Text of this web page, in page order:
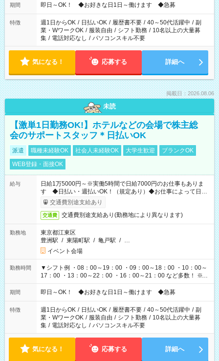
期間 即日～OK！ ◆お好きな日1日～働けます ◆急募
特徴 週1日からOK / 日払いOK / 履歴書不要 / 40～50代活躍中 / 副
業・WワークOK / 服装自由 / シフト勤務 / 10名以上の大量募
集 / 電話対応なし / パソコンスキル不要
気になる！ 応募する 詳細へ
掲載日：2026.08.06
未読
【激単1日勤務OK!】ホテルなどの会場で株主総
会のサポートスタッフ＊日払いOK
派遣 職種未経験OK 社会人未経験OK 大学生歓迎
ブランクOK
WEB登録・面接OK
給与
日給1万5000円～※実働5時間で日給7000円のお仕事もありま
す ◆日払い・週払いOK！（規定あり）◆お仕事によって日給
も異なります
交通費別途支給あり
交通費 交通費別途支給あり(勤務地により異なります)
勤務地
東京都江東区
豊洲駅 / 東陽町駅 / 亀戸駅 / …
イベント会場
勤務時間
▼シフト例 ・08：00～19：00 ・09：00～18：00 ・10：00～
17：00 ・13：00～22：00 ・16：00～21：00 など多数！ ※お
仕事により勤務時間が異なります
期間 即日～OK！ ◆お好きな日1日～働けます ◆急募
特徴 週1日からOK / 日払いOK / 履歴書不要 / 40～50代活躍中 / 副
業・WワークOK / 服装自由 / シフト勤務 / 10名以上の大量募
集 / 電話対応なし / パソコンスキル不要
気になる！ 応募する 詳細へ